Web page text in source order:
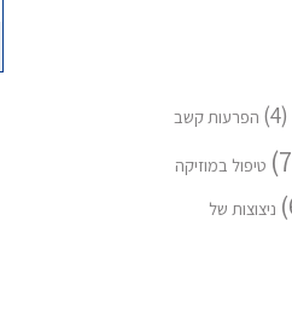
(4) הפרעות קשב
טיפול במוזיקה
ניצוצות של